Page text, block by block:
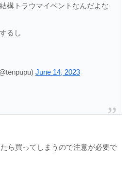
構トラウマイベントなんだよな
るし
June 14, 2023
ら買ってしまうので注意が必要で